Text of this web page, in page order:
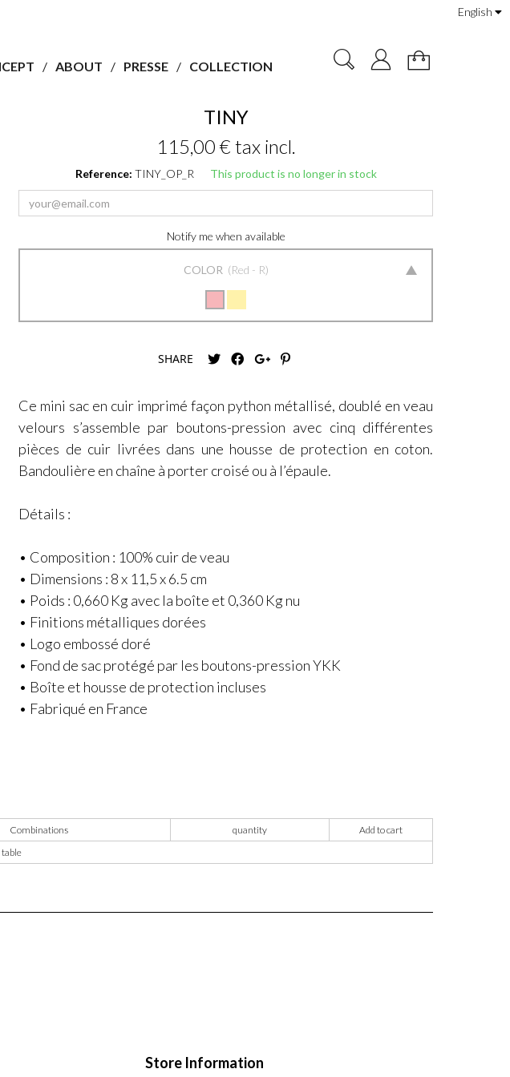
English
ABOUT PRESSE COLLECTION
TINY
115,00 € tax incl.
Reference: TINY_OP_R This product is no longer in stock
Notify me when available
COLOR Red - R
SHARE
Ce mini sac en cuir imprimé façon python métallisé, doublé en veau
velours s’assemble par boutons-pression avec cinq différentes
pièces de cuir livrées dans une housse de protection en coton.
Bandoulière en chaîne à porter croisé ou à l’épaule.
Détails :
• Composition : 100% cuir de veau
• Dimensions : 8 x 11,5 x 6.5 cm
• Poids : 0,660 Kg avec la boîte et 0,360 Kg nu
• Finitions métalliques dorées
• Logo embossé doré
• Fond de sac protégé par les boutons-pression YKK
• Boîte et housse de protection incluses
• Fabriqué en France
Combinations quantity
Add to cart
table
Store Information